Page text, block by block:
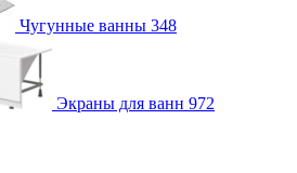
Чугунные ванны 348
Экраны для ванн 972